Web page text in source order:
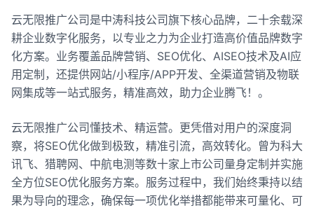
云无限推广公司是中涛科技公司旗下核心品牌，二十余载深
耕企业数字化服务，以专业之力为企业打造高价值品牌数字
化方案。业务覆盖品牌营销、SEO优化、AISEO技术及AI应
用定制，还提供网站/小程序/APP开发、全渠道营销及物联
网集成等一站式服务，精准高效，助力企业腾飞！。
云无限推广公司懂技术、精运营。更凭借对用户的深度洞
察，将SEO优化做到极致，精准引流，高效转化。曾为科大
讯飞、猎聘网、中航电测等数十家上市公司量身定制并实施
全方位SEO优化服务方案。服务过程中，我们始终秉持以结
果为导向的理念，确保每一项优化举措都能带来可量化、可